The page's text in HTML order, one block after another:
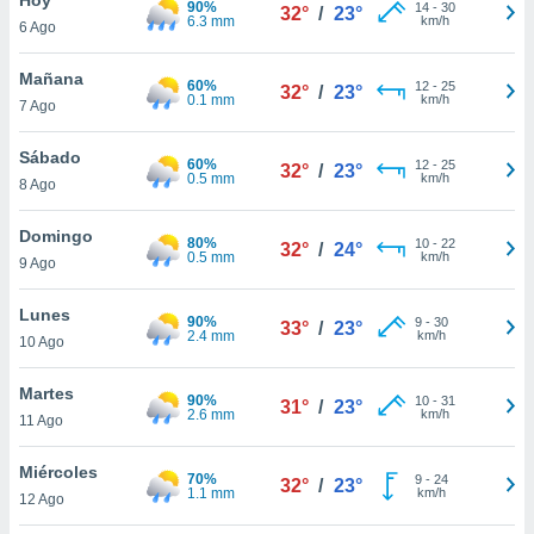
y
en
más
de
6 Ago
90%
6.3 mm
32° / 23° 14- 30
km/h
Mañana
7 Ago
60%
0.1 mm
32° / 23° 12- 25
km/h
Sábado
8 Ago
60%
0.5 mm
32° / 23° 12- 25
km/h
Domingo
9 Ago
80%
0.5 mm
32° / 24° 10- 22
km/h
Lunes
10 Ago
90%
2.4 mm
33° / 23° 9- 30
km/h
Martes
11 Ago
90%
2.6 mm
31° / 23° 10- 31
km/h
Miércoles
12 Ago
70%
1.1 mm
32° / 23° 9- 24
km/h